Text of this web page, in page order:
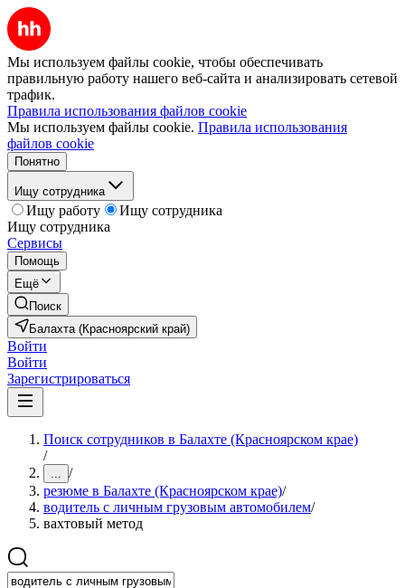
Мы используем файлы cookie, чтобы обеспечивать
правильную работу нашего веб-сайта и анализировать сетевой
трафик.
Правила использования файлов cookie
Мы используем файлы cookie. Правила использования
файлов cookie
Понятно
Ищу сотрудника
Ищу работу
Ищу сотрудника
Ищу сотрудника
Сервисы
Помощь
Ещё
Поиск
Балахта (Красноярский край)
Войти
Войти
Зарегистрироваться
Поиск сотрудников в Балахте (Красноярском крае)
/
... /
резюме в Балахте (Красноярском крае)/
водитель с личным грузовым автомобилем/
вахтовый метод